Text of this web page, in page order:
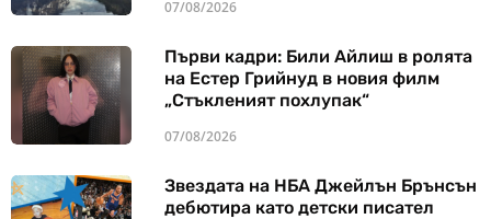
07/08/2026
Първи кадри: Били Айлиш в ролята
на Естер Грийнуд в новия филм
„Стъкленият похлупак“
07/08/2026
Звездата на НБА Джейлън Брънсън
дебютира като детски писател